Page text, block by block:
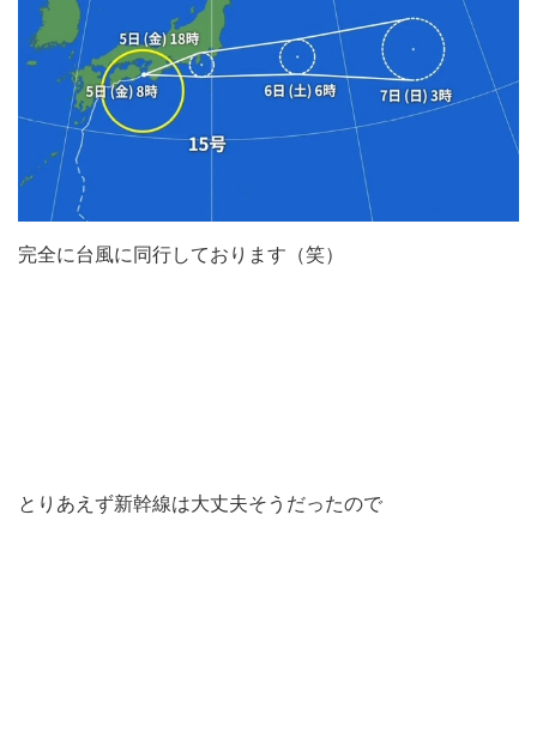
完全に台風に同行しております（笑）
とりあえず新幹線は大丈夫そうだったので